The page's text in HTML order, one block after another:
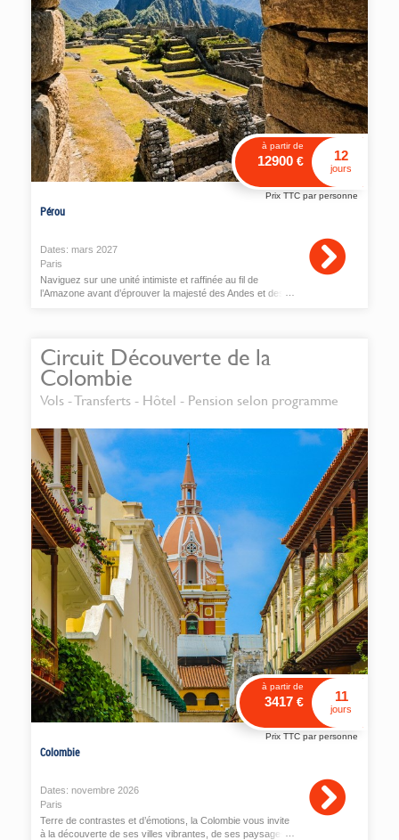
à partir de
12900€ 12
jours
Prix TTC par personne
Pérou
Dates: mars 2027
Paris
Naviguez sur une unité intimiste et raffinée au fil de
l’Amazone avant d’éprouver la majesté des Andes et des
Circuit Découverte de la
Colombie
Vols - Transferts - Hôtel - Pension selon programme
à partir de
3417€ 11
jours
Prix TTC par personne
Colombie
Dates: novembre 2026
Paris
Terre de contrastes et d’émotions, la Colombie vous invite
à la découverte de ses villes vibrantes, de ses paysages